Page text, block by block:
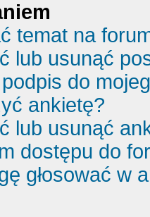
temat na
lub usunąć
do
ankietę?
lub usunąć
dostępu do
głosować w